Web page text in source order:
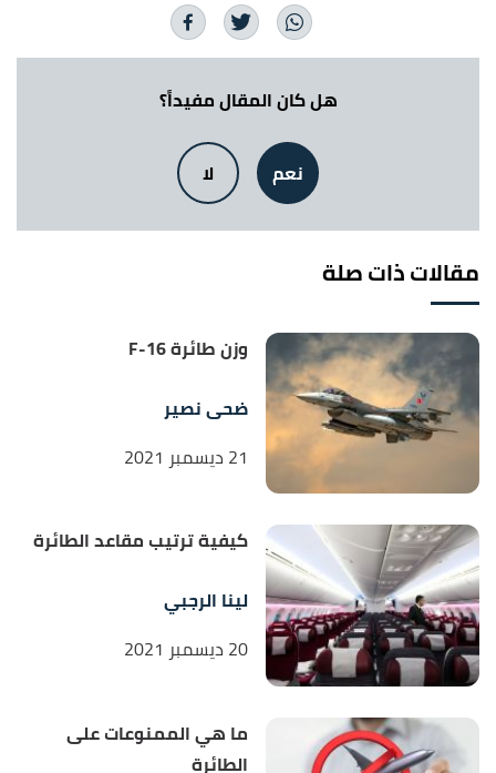
Before Flight",pilotinstitute, Retrieved 8/8/2023.
(upward force) and thrust,down and slow its speed.
8/8/2023. Edited.
"Cleared for takeoff | The take off procedure
explained",aviationforaviators, Retrieved 8/8/2023.
Edited.
هل كان المقال مفيداً؟
نعم لا
مقالات ذات صلة
وزن طائرة F-16
ضحى نصير
21 ديسمبر 2021
كيفية ترتيب مقاعد الطائرة
لينا الرجبي
20 ديسمبر 2021
ما هي الممنوعات على
الطائرة